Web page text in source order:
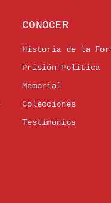
CONOCER
Historia de la
Prisión Política
Memorial
Colecciones
Testimonios